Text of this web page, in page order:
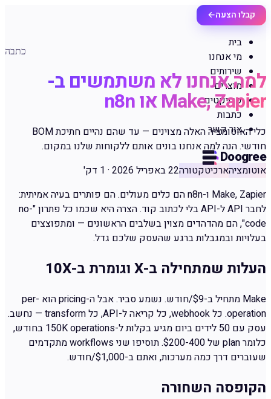
קבלו הצעה←
בית
מי אנחנו
שירותים
מוצרים
פרויקטים
כתבות
צור קשר
Doogree
כתבה
למה אנחנו לא משתמשים ב-
Make, Zapier או n8n
כלי האוטומציה האלה מצוינים — עד שהם נהיים חתיכת BOM
חודשי. הנה למה אנחנו בונים אותם ללקוחות שלנו במקום.
אוטומציהארכיטקטורה22 באפריל 2026 · 1 דק'
Make, Zapier ו-n8n הם כלים מעולים. הם פותרים בעיה אמיתית:
לחבר API ל-API בלי לכתוב קוד. הצרה היא שכמו כל פתרון "no-
code", הם מהדהדים מצוין בשלבים הראשונים — ומתפוצצים
בעלויות ובמגבלות ברגע שהעסק שלכם גדל.
העלות שמתחילה ב-X וגומרת ב-10X
Make מתחיל ב-$9/חודש. נשמע סביר. אבל ה-pricing הוא per-
operation. כל webhook, כל קריאה ל-API, כל transform — נחשב.
עסק עם 50 לידים ביום מגיע בקלות ל-150K operations בחודש,
כלומר plan של $200-400. תוסיפו שני workflows מתקדמים
שעוברים דרך כמה מערכות, ואתם ב-$1,000/חודש.
הקופסה השחורה